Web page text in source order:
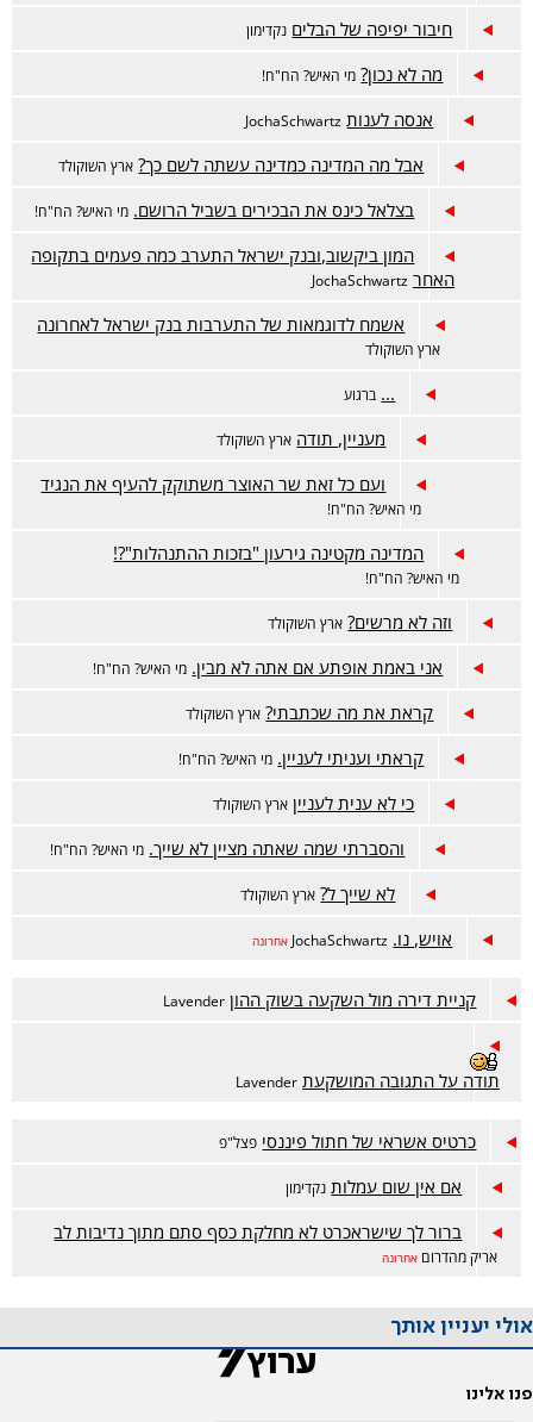
חיבור יפיפה של הבלים נקדימון
מה לא נכון? מי האיש? הח"ח!
אנסה לענות JochaSchwartz
אבל מה המדינה כמדינה עשתה לשם כך? ארץ השוקולד
בצלאל כינס את הבכירים בשביל הרושם. מי האיש? הח"ח!
המון ביקשוב,ובנק ישראל התערב כמה פעמים בתקופה
האחר JochaSchwartz
אשמח לדוגמאות של התערבות בנק ישראל לאחרונה
ארץ השוקולד
... ברגוע
מעניין, תודה ארץ השוקולד
ועם כל זאת שר האוצר משתוקק להעיף את הנגיד
מי האיש? הח"ח!
המדינה מקטינה גירעון "בזכות ההתנהלות"?!
מי האיש? הח"ח!
וזה לא מרשים? ארץ השוקולד
אני באמת אופתע אם אתה לא מבין. מי האיש? הח"ח!
קראת את מה שכתבתי? ארץ השוקולד
קראתי ועניתי לעניין. מי האיש? הח"ח!
כי לא ענית לעניין ארץ השוקולד
והסברתי שמה שאתה מציין לא שייך. מי האיש? הח"ח!
לא שייך ל? ארץ השוקולד
אויש, נו. JochaSchwartz אחרונה
קניית דירה מול השקעה בשוק ההון Lavender
תודה על התגובה המושקעת Lavender
כרטיס אשראי של חתול פיננסי פצל"פ
אם אין שום עמלות נקדימון
ברור לך שישראכרט לא מחלקת כסף סתם מתוך נדיבות לב
אריק מהדרום אחרונה
אולי יעניין אותך
פנו אלינו